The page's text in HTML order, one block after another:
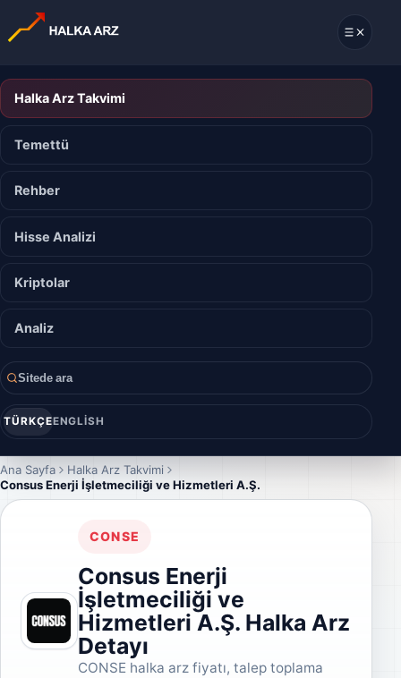
Halka Arz Takvimi
Temettü
Rehber
Hisse Analizi
Kriptolar
Analiz
Sitede ara
TÜRKÇEENGLISH
Ana Sayfa
Halka Arz Takvimi
Consus Enerji İşletmeciliği ve Hizmetleri A.Ş.
CONSE
Consus Enerji
İşletmeciliği ve
Hizmetleri A.Ş. Halka Arz
Detayı
CONSE halka arz fiyatı, talep toplama